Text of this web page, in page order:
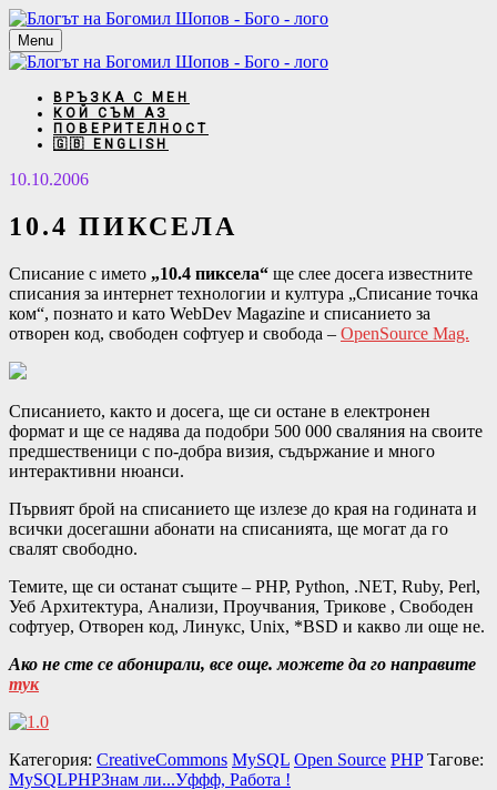
Menu
ВРЪЗКА С МЕН
КОЙ СЪМ АЗ
ПОВЕРИТЕЛНОСТ
🇬🇧 ENGLISH
10.10.2006
10.4 ПИКСЕЛА
Списание с името „10.4 пиксела“ ще слее досега известните
списания за интернет технологии и култура „Списание точка
ком“, познато и като WebDev Magazine и списанието за
отворен код, свободен софтуер и свобода – ОpenSource Mag.
Списанието, както и досега, ще си остане в електронен
формат и ще се надява да подобри 500 000 сваляния на своите
предшественици с по-добра визия, съдържание и много
интерактивни нюанси.
Първият брой на списанието ще излезе до края на годината и
всички досегашни абонати на списанията, ще могат да го
свалят свободно.
Темите, ще си останат същите – PHP, Python, .NET, Ruby, Perl,
Уеб Архитектура, Анализи, Проучвания, Трикове , Свободен
софтуер, Отворен код, Линукс, Unix, *BSD и какво ли още не.
Ако не сте се абонирали, все още. можете да го направите
тук
Категория: CreativeCommons MySQL Open Source PHP Тагове:
MySQLPHPЗнам ли...Уффф, Работа !